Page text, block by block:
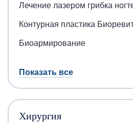
Лечение лазером грибка
Контурная пластика
Биоармирование
Показать все
Хирургия